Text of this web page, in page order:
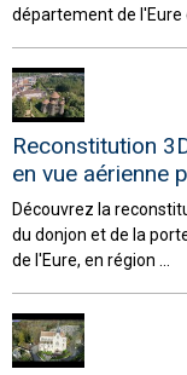
département de l'Eure
Reconstitution
en vue aérienne
Découvrez la
du donjon et de la
de l'Eure, en région ...